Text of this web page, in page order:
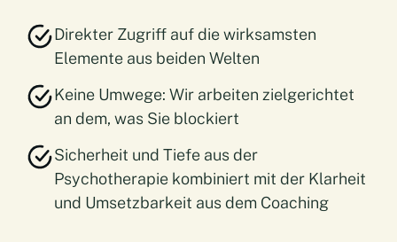
Direkter Zugriff auf die wirksamsten
Elemente aus beiden Welten
Keine Umwege: Wir arbeiten zielgerichtet
an dem, was Sie blockiert
Sicherheit und Tiefe aus der
Psychotherapie kombiniert mit der Klarheit
und Umsetzbarkeit aus dem Coaching